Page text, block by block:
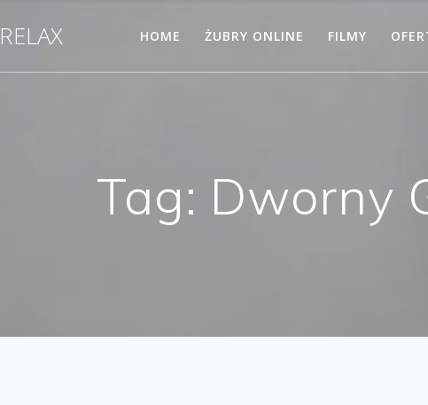
RELAX HOME ŻUBRY ONLINE FILMY
Tag: Dworny